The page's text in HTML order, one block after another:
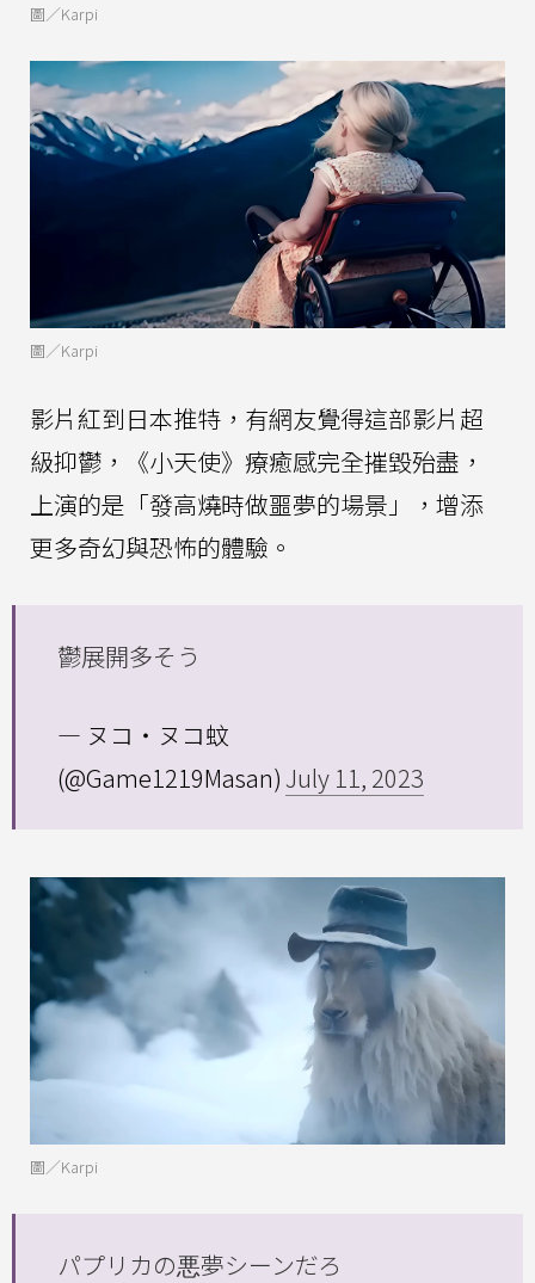
圖／Karpi
圖／Karpi
影片紅到日本推特，有網友覺得這部影片超
級抑鬱，《小天使》療癒感完全摧毀殆盡，
上演的是「發高燒時做噩夢的場景」，增添
更多奇幻與恐怖的體驗。
鬱展開多そう
— ヌコ・ヌコ蚊
(@Game1219Masan) July 11, 2023
圖／Karpi
パプリカの悪夢シーンだろ